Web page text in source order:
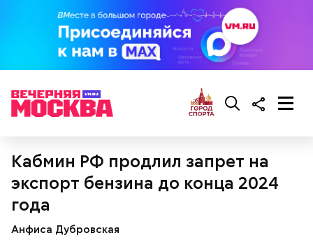
Кабмин РФ продлил запрет на
экспорт бензина до конца 2024
года
Анфиса Дубровская
кабачок;
брынза;
помидоры черри либо грунтовые.
беременным, кормящим женщинам;
людям с ослабленной иммунной системой;
пожилым;